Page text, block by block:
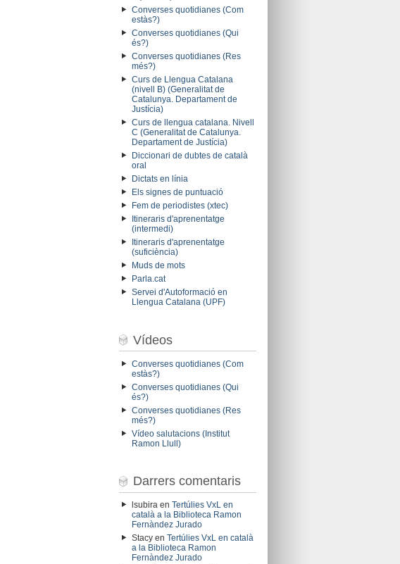
Converses quotidianes (Com
estàs?)
Converses quotidianes (Qui
és?)
Converses quotidianes (Res
més?)
Curs de Llengua Catalana
(nivell B) (Generalitat de
Catalunya. Departament de
Justícia)
Curs de llengua catalana. Nivell
C (Generalitat de Catalunya.
Departament de Justícia)
Diccionari de dubtes de català
oral
Dictats en línia
Els signes de puntuació
Fem de periodistes (xtec)
Itineraris d'aprenentatge
(intermedi)
Itineraris d'aprenentatge
(suficiència)
Muds de mots
Parla.cat
Servei d'Autoformació en
Llengua Catalana (UPF)
Vídeos
Converses quotidianes (Com
estàs?)
Converses quotidianes (Qui
és?)
Converses quotidianes (Res
més?)
Vídeo salutacions (Institut
Ramon Llull)
Darrers comentaris
lsubiraen Tertúlies VxL en
català a la Biblioteca Ramon
Fernàndez Jurado
Stacyen Tertúlies VxL en català
a la Biblioteca Ramon
Fernàndez Jurado